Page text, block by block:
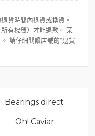
貨時間內退貨或換貨。
有標籤）才能退款。 某
請仔細閱讀店舖的“退貨
Bearings direct
Oh! Caviar